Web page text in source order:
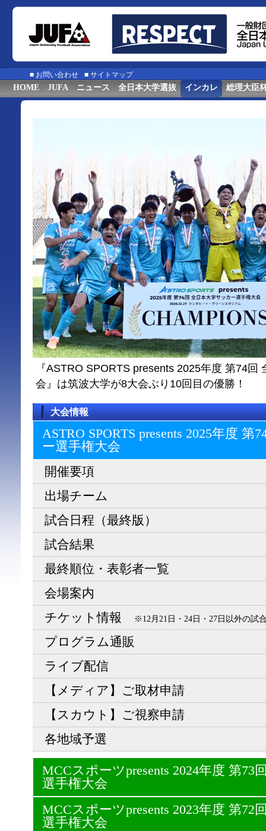
■ お問い合わせ ■ サイトマップ
HOME JUFA ニュース 全日本大学選抜 インカレ 総理大臣
『ASTRO SPORTS presents 2025年度 第74回
会』は筑波大学が8大会ぶり10回目の優勝！
大会情報
ASTRO SPORTS presents 2025年度
ー選⼿権⼤会
開催要項
出場チーム
試合日程（最終版）
試合結果
最終順位・表彰者一覧
会場案内
チケット情報
※12月21日・24日・27日以外の試
プログラム通販
ライブ配信
【メディア】ご取材申請
【スカウト】ご視察申請
各地域予選
MCCスポーツpresents 2024年度 第73
選手権大会
MCCスポーツpresents 2023年度 第72
選手権大会